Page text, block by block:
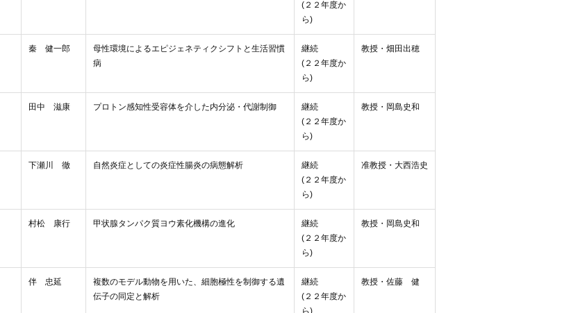
(２２年度か
ら)
秦 健一郎
母性環境によるエピジェネティクシフトと生活習慣
病
継続
(２２年度か
ら)
教授・畑田出穂
田中 滋康 プロトン感知性受容体を介した内分泌・代謝制御
継続
(２２年度か
ら)
教授・岡島史和
下瀬川 徹 自然炎症としての炎症性腸炎の病態解析
継続
(２２年度か
ら)
准教授・大西浩史
村松 康行 甲状腺タンパク質ヨウ素化機構の進化
継続
(２２年度か
ら)
教授・岡島史和
伴 忠延
複数のモデル動物を用いた、細胞極性を制御する遺
伝子の同定と解析
継続
(２２年度か
ら)
教授・佐藤 健